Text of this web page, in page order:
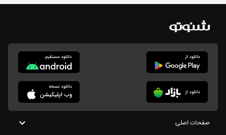
صفحات اصلی